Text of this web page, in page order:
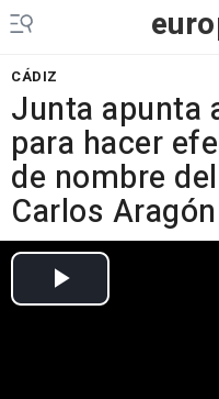
CÁDIZ
Junta apunta
para hacer
de nombre
Carlos